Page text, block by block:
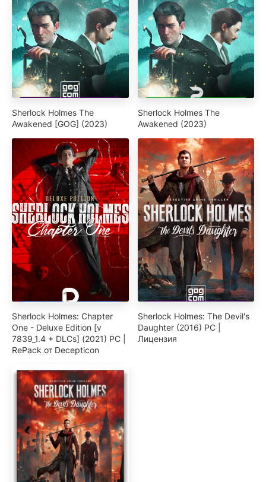
Sherlock Holmes The
Awakened [GOG] (2023)
Sherlock Holmes The
Awakened (2023)
Sherlock Holmes: Chapter
One - Deluxe Edition [v
7839_1.4 + DLCs] (2021) PC |
RePack от Decepticon
Sherlock Holmes: The Devil's
Daughter (2016) PC |
Лицензия